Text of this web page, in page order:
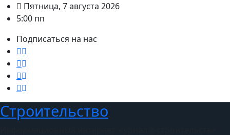
ПерейтиПятница, 7 августа 2026
5:00 пп
Подписаться на нас
Строительство